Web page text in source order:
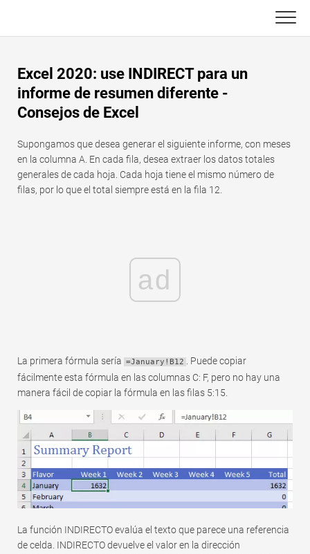
content
Funciones de Excel
Gráfico
Consejos de Excel
TechTV
C ++
DSA
Java
Excel 2020: use INDIRECT para un
informe de resumen diferente -
Consejos de Excel
Supongamos que desea generar el siguiente informe, con meses
en la columna A. En cada fila, desea extraer los datos totales
generales de cada hoja. Cada hoja tiene el mismo número de
filas, por lo que el total siempre está en la fila 12.
ad
La primera fórmula sería =January!B12
. Puede copiar
fácilmente esta fórmula en las columnas C: F, pero no hay una
manera fácil de copiar la fórmula en las filas 5:15.
La función INDIRECTO evalúa el texto que parece una referencia
de celda. INDIRECTO devuelve el valor en la dirección